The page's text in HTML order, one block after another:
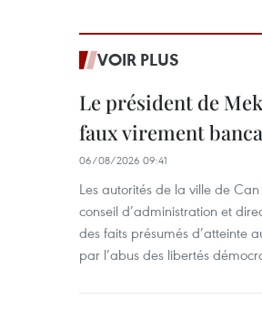
VOIR PLUS
Le président de
faux virement
06/08/2026 09:41
Les autorités de la ville de
conseil d’administration et
des faits présumés d’atteinte
par l’abus des libertés